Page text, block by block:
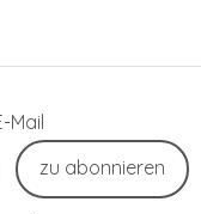
Mail
zu abonnieren